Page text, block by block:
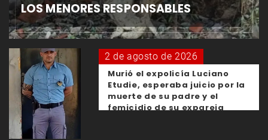
LOS MENORES RESPONSABLES
2 de agosto de 2026
Murió el expolicía Luciano
Etudie, esperaba juicio por la
muerte de su padre y el
femicidio de su expareja